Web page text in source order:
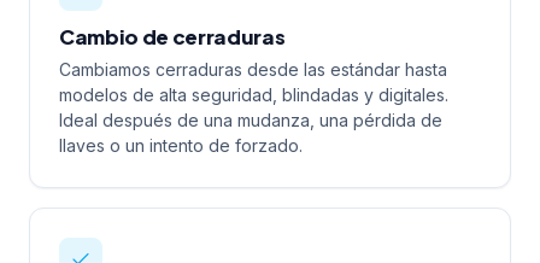
Cambio de cerraduras
Cambiamos cerraduras desde las estándar hasta
modelos de alta seguridad, blindadas y digitales.
Ideal después de una mudanza, una pérdida de
llaves o un intento de forzado.